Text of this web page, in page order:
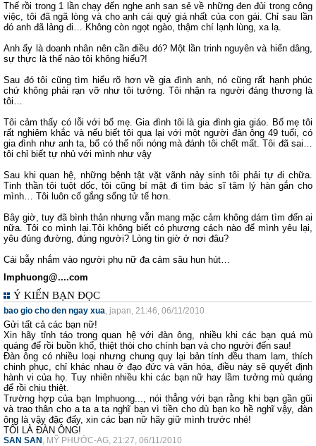
Thế rồi trong 1 lần chạy đến nghe anh san sẻ về những đen đủi trong công
việc, tôi đã ngã lòng và cho anh cái quý giá nhất của con gái. Chỉ sau lần
đó anh đã lảng đi… Không còn ngọt ngào, thậm chí lạnh lùng, xa lạ.
Anh ấy là doanh nhân nên cần điều đó? Một lần trinh nguyên và hiến dâng,
sự thực là thế nào tôi không hiểu?!
Sau đó tôi cũng tìm hiểu rõ hơn về gia đình anh, nó cũng rất hạnh phúc
chứ không phải rạn vỡ như tôi tưởng. Tôi nhận ra người đáng thương là
tôi…
Tôi cảm thấy có lỗi với bố mẹ. Gia đình tôi là gia đình gia giáo. Bố mẹ tôi
rất nghiêm khắc và nếu biết tôi qua lại với một người đàn ông 49 tuổi, có
gia đình như anh ta, bố có thể nổi nóng mà đánh tôi chết mất. Tôi đã sai…
tôi chỉ biết tự nhủ với mình như vậy
Sau khi quan hệ, những bệnh tật vặt vãnh nảy sinh tôi phải tự đi chữa.
Tinh thần tôi tuột dốc, tôi cũng bí mật đi tìm bác sĩ tâm lý hàn gắn cho
mình… Tôi luôn cố gắng sống tử tế hơn.
Bây giờ, tuy đã bình thản nhưng vẫn mang mặc cảm không dám tìm đến ai
nữa. Tôi co mình lại.Tôi không biết có phương cách nào để mình yêu lại,
yêu đúng đường, đúng người? Lòng tin giờ ở nơi đâu?
Cái bẫy nhắm vào người phụ nữ đa cảm sâu hun hút…
lmphuong@....com
Ý KIẾN BẠN ĐỌC
bao gio cho den ngay xua, japan, 21:46, 06/11/2010
Gửi tất cả các bạn nữ!
Xin hãy tỉnh táo trong quan hệ với đàn ông, nhiều khi các bạn quá mù
quáng để rồi buồn khổ, thiệt thòi cho chính bạn và cho người đến sau!
Đàn ông có nhiều loại nhưng chung quy lại bản tính đều tham lam, thích
chinh phục, chỉ khác nhau ở đạo đức và văn hóa, điều này sẽ quyết định
hành vi của họ. Tuy nhiên nhiều khi các bạn nữ hay lầm tưởng mù quáng
để rồi chịu thiệt.
Trường hợp của bạn lmphuong..., nói thẳng với bạn rằng khi bạn gần gũi
và trao thân cho a ta a ta nghĩ bạn vì tiền cho dù bạn ko hề nghĩ vậy, đàn
ông là vậy đặc đấy, xin các bạn nữ hãy giữ mình trước nhé!
TÔI LÀ ĐÀN ÔNG!
SAN SAN , MỸ PHƯỚC-AG, 21:27, 06/11/2010